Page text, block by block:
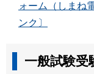
ォーム（しまね
ンク〕
一般試験受